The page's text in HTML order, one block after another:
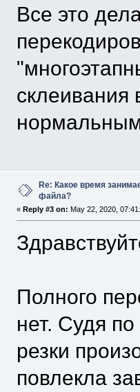
Все это
Re: Какое время
файла?
« Reply #3 on: May 22, 2020,
Полного
нет. Судя
резки
повлекла